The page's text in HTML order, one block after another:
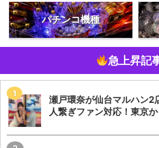
パチンコ機種
急上昇記
瀬戸環奈が仙台マルハン
人繋ぎファン対応！東京